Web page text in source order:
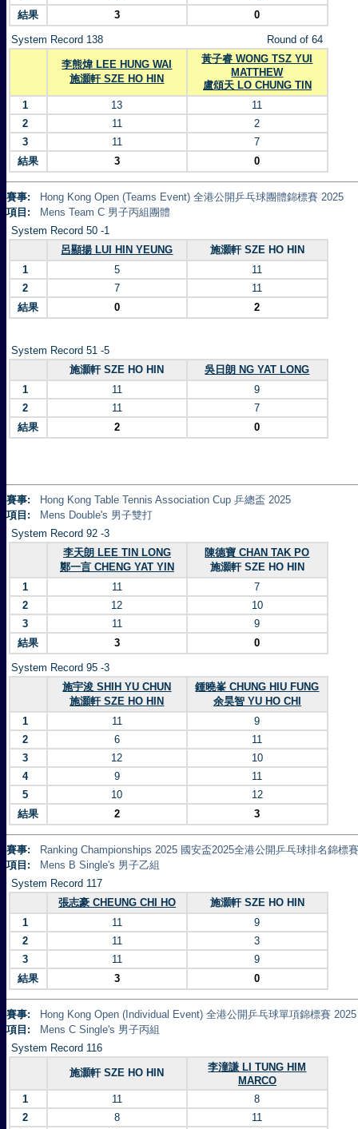
結果
3 0
System Record 138 Round of 64
李熊煒 LEE HUNG WAI
施灝軒 SZE HO HIN
黃子睿 WONG TSZ YUI
MATTHEW
盧頌天 LO CHUNG TIN
1
13
11
2
11
2
3
11
7
結果
3 0
賽事:
Hong Kong Open (Teams Event) 全港公開乒乓球團體錦標賽 2025
項目:
Mens Team C 男子丙組團體
System Record 50 -1
呂顯揚 LUI HIN YEUNG
施灝軒 SZE HO HIN
1
5
11
2
7
11
結果
0 2
System Record 51 -5
施灝軒 SZE HO HIN
吳日朗 NG YAT LONG
1
11
9
2
11
7
結果
2 0
賽事:
Hong Kong Table Tennis Association Cup 乒總盃 2025
項目:
Mens Double's 男子雙打
System Record 92 -3
李天朗 LEE TIN LONG
鄭一言 CHENG YAT YIN
陳德寶 CHAN TAK PO
施灝軒 SZE HO HIN
1
11
7
2
12
10
3
11
9
結果
3 0
System Record 95 -3
施宇浚 SHIH YU CHUN
施灝軒 SZE HO HIN
鍾曉峯 CHUNG HIU FUNG
余昊智 YU HO CHI
1
11
9
2
6
11
3
12
10
4
9
11
5
10
12
結果
2 3
賽事:
Ranking Championships 2025 國安盃2025全港公開乒乓球排名錦標
項目:
Mens B Single's 男子乙組
System Record 117
張志豪 CHEUNG CHI HO
施灝軒 SZE HO HIN
1
11
9
2
11
3
3
11
9
結果
3 0
賽事:
Hong Kong Open (Individual Event) 全港公開乒乓球單項錦標賽 2025
項目:
Mens C Single's 男子丙組
System Record 116
施灝軒 SZE HO HIN
李潼謙 LI TUNG HIM
MARCO
1
11
8
2
8
11